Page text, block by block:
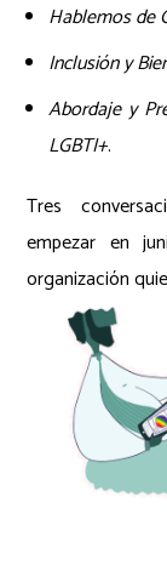
Hablemos de
Inclusión y
Abordaje y
LGBTI+.
Tres
empezar en
organización